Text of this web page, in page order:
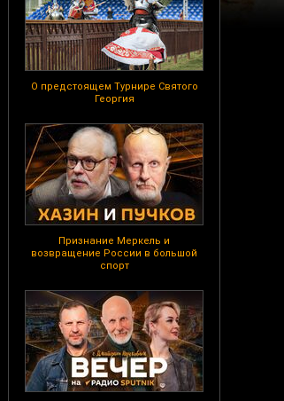
О предстоящем Турнире Святого
Георгия
Признание Меркель и
возвращение России в большой
спорт